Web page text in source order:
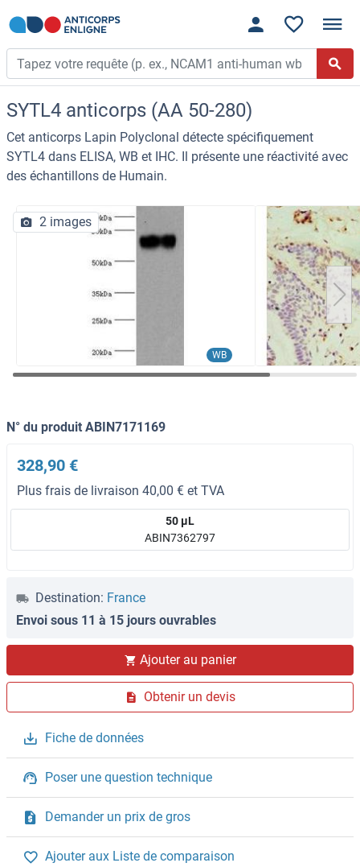
SYTL4 anticorps (AA 50-280)
Cet anticorps Lapin Polyclonal détecte spécifiquement
SYTL4 dans ELISA, WB et IHC. Il présente une réactivité avec
des échantillons de Humain.
WB
2 images
N° du produit ABIN7171169
328,90 €
Plus frais de livraison 40,00 € et TVA
50 μL
ABIN7362797
Destination: France
Envoi sous 11 à 15 jours ouvrables
Ajouter au panier
Obtenir un devis
Fiche de données
Poser une question technique
Demander un prix de gros
Ajouter aux Liste de comparaison